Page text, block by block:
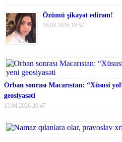
Özümü şikayət edirəm!
16.04.2026 19:57
Orban sonrası Macarıstan: “Xüsusi
geosiyasəti
13.04.2026 20:47